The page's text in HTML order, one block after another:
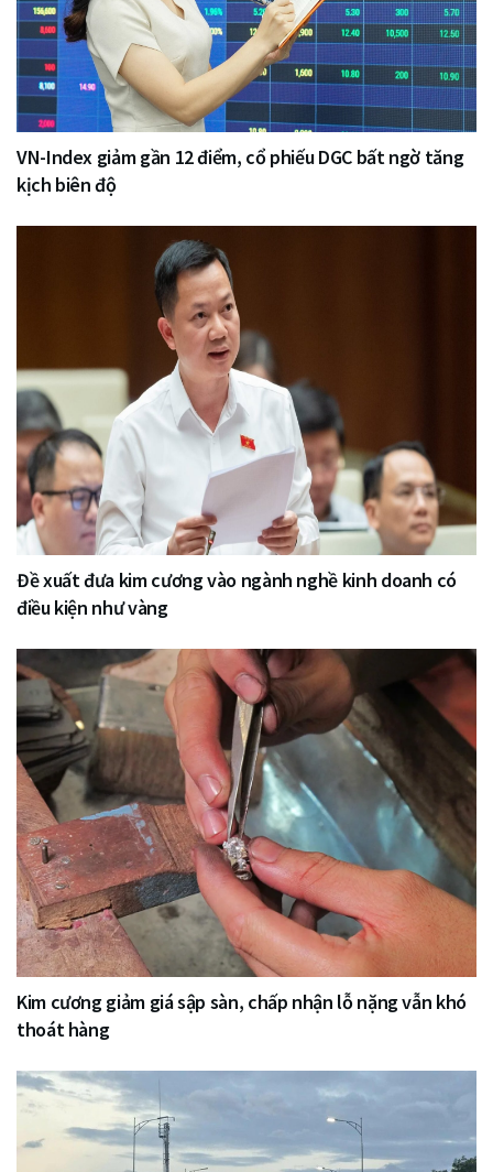
VN-Index giảm gần 12 điểm, cổ phiếu DGC bất ngờ tăng
kịch biên độ
Đề xuất đưa kim cương vào ngành nghề kinh doanh có
điều kiện như vàng
Kim cương giảm giá sập sàn, chấp nhận lỗ nặng vẫn khó
thoát hàng